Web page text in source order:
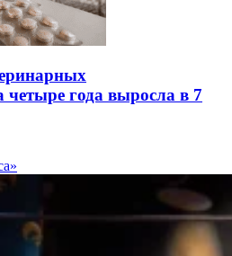
четыре года выросла в 7